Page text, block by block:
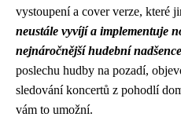
vystoupení a cover verze, které
neustále vyvíjí a implementuje
nejnáročnější hudební
poslechu hudby na pozadí,
sledování koncertů z pohodlí
vám to umožní.